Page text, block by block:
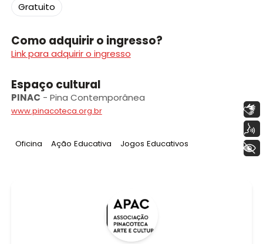
Gratuito
Como adquirir o ingresso?
Link para adquirir o ingresso
Espaço cultural
PINAC - Pina Contemporânea
www.pinacoteca.org.br
Tag:
Oficina Tag:
Ação Educativa Tag:
Jogos Educativos
+ Acessibilidade